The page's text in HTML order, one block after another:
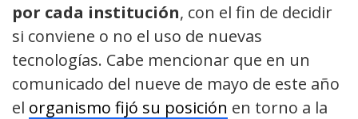
por cada institución, con el fin de decidir
si conviene o no el uso de nuevas
tecnologías. Cabe mencionar que en un
comunicado del nueve de mayo de este año
el organismo fijó su posición en torno a la